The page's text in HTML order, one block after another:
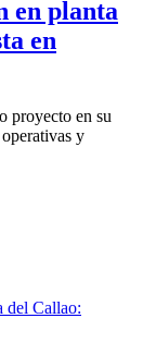
en planta
en
proyecto en su
y